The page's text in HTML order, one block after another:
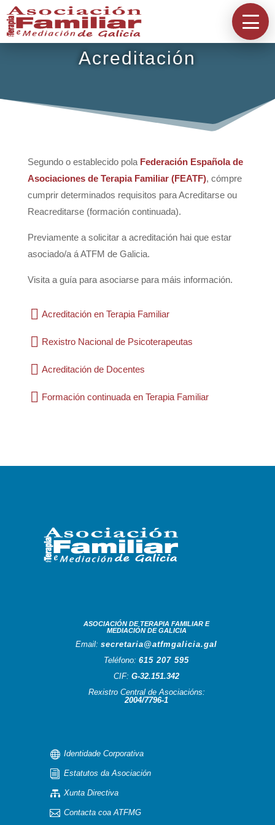
A Asociación
Directorios
Acreditación
Contacta
Acreditación
Segundo o establecido pola Federación Española de
Asociaciones de Terapia Familiar (FEATF), cómpre
cumprir determinados requisitos para Acreditarse ou
Reacreditarse (formación continuada).
Previamente a solicitar a acreditación hai que estar
asociado/a á ATFM de Galicia.
Visita a guía para asociarse para máis información.
 Acreditación en Terapia Familiar
 Rexistro Nacional de Psicoterapeutas
 Acreditación de Docentes
 Formación continuada en Terapia Familiar
ASOCIACIÓN DE TERAPIA FAMILIAR E
MEDIACIÓN DE GALICIA
Email:secretaria@atfmgalicia.gal
Teléfono:615 207 595
CIF:G-32.151.342
Rexistro Central de Asociacións:
2004/7796-1
 Identidade Corporativa
i Estatutos da Asociación
 Xunta Directiva
 Contacta coa ATFMG